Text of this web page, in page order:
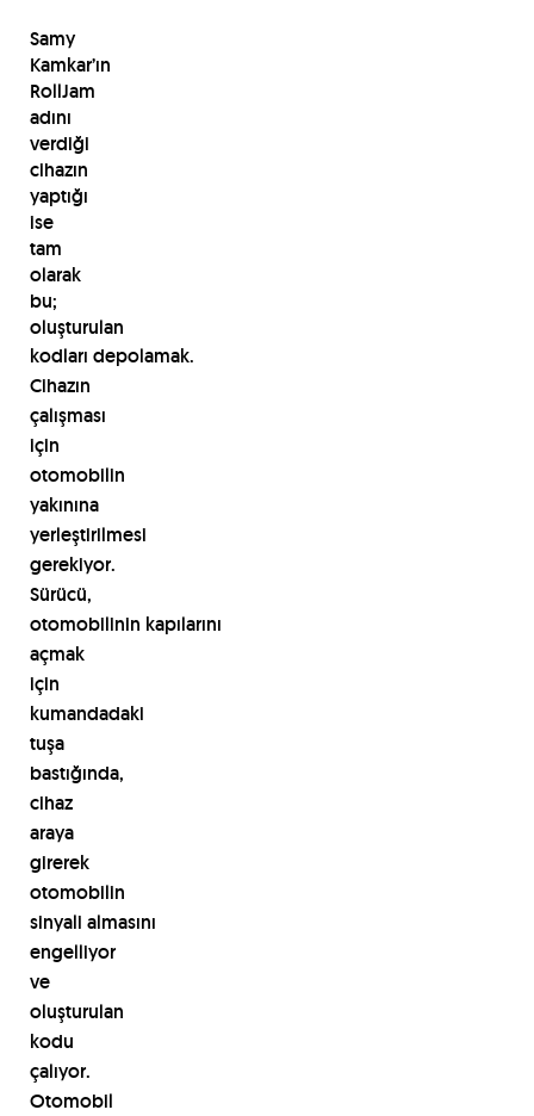
Samy
Kamkar’ın
RollJam
adını
verdiği
cihazın
yaptığı
ise
tam
olarak
bu;
oluşturulan
kodları depolamak.
Cihazın
çalışması
için
otomobilin
yakınına
yerleştirilmesi
gerekiyor.
Sürücü,
otomobilinin kapılarını
açmak
için
kumandadaki
tuşa
bastığında,
cihaz
araya
girerek
otomobilin
sinyali almasını
engelliyor
ve
oluşturulan
kodu
çalıyor.
Otomobil